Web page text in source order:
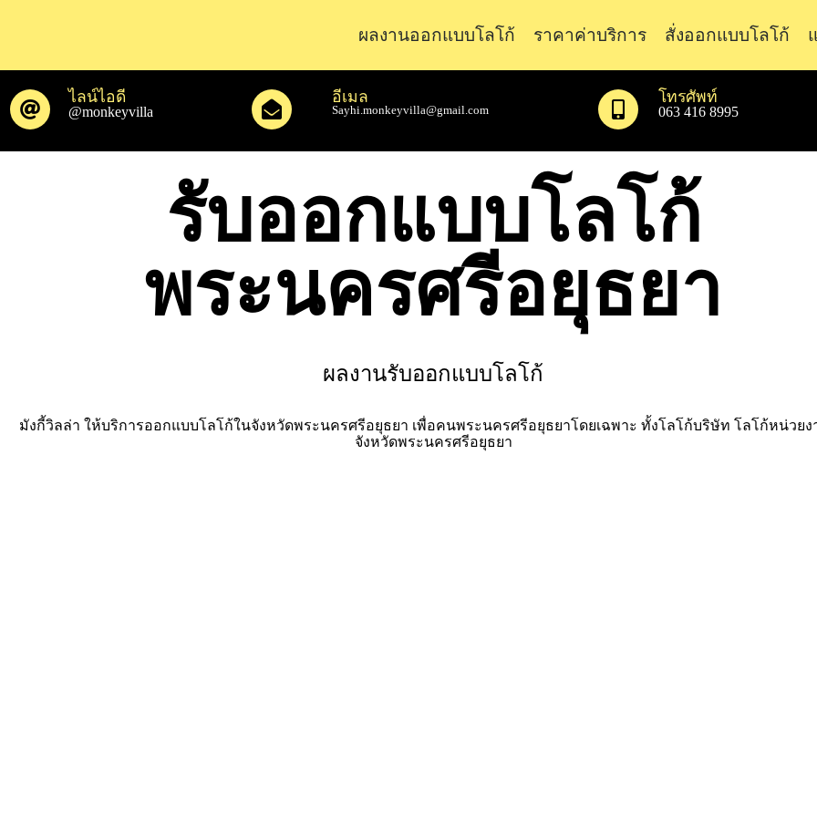
ผลงานออกแบบโลโก้ ราคาค่าบริการ สั่งออกแบบโลโก้
ไลน์ไอดี
@monkeyvilla
อีเมล
Sayhi.monkeyvilla@gmail.com
โทรศัพท์
063 416 8995
รับออกแบบโลโก้
พระนครศรีอยุธยา
ผลงานรับออกแบบโลโก้
มังกี้วิลล่า ให้บริการออกแบบโลโก้ในจังหวัดพระนครศรีอยุธยา เพื่อคนพระนครศรีอยุธยาโดยเฉพาะ ทั้งโลโก้บริษัท โลโก้หน่วยง
จังหวัดพระนครศรีอยุธยา